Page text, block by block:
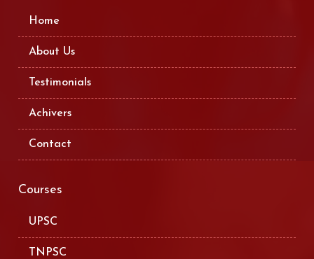
Home
About Us
Testimonials
Achivers
Contact
Courses
UPSC
TNPSC